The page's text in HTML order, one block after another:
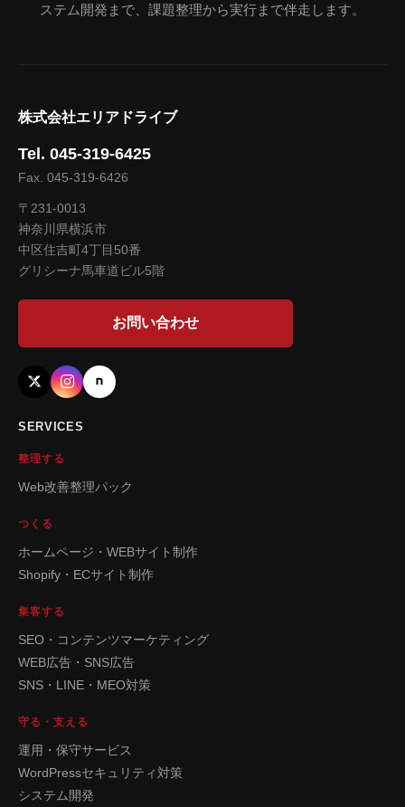
ステム開発まで、課題整理から実行まで伴走します。
株式会社エリアドライブ
Tel. 045-319-6425
Fax. 045-319-6426
〒231-0013
神奈川県横浜市
中区住吉町4丁目50番
グリシーナ馬車道ビル5階
お問い合わせ
SERVICES
整理する
Web改善整理パック
つくる
ホームページ・WEBサイト制作
Shopify・ECサイト制作
集客する
SEO・コンテンツマーケティング
WEB広告・SNS広告
SNS・LINE・MEO対策
守る・支える
運用・保守サービス
WordPressセキュリティ対策
システム開発